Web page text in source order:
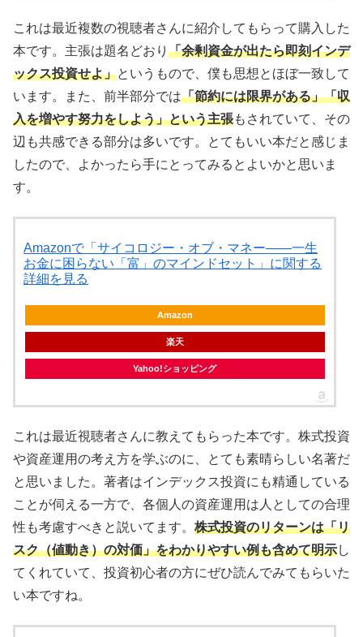
これは最近複数の視聴者さんに紹介してもらって購入した
本です。主張は題名どおり 「余剰資金が出たら即刻インデ
ックス投資せよ」というもので、僕も思想とほぼ一致して
います。また、前半部分では「節約には限界がある」「収
入を増やす努力をしよう」という主張もされていて、その
辺も共感できる部分は多いです。とてもいい本だと感じま
したので、よかったら手にとってみるとよいかと思いま
す。
Amazonで「サイコロジー・オブ・マネー――一生
お金に困らない「富」のマインドセット」に関する
詳細を見る
Amazon
楽天
Yahoo!ショッピング
これは最近視聴者さんに教えてもらった本です。株式投資
や資産運用の考え方を学ぶのに、とても素晴らしい名著だ
と思いました。著者はインデックス投資にも精通している
ことが伺える一方で、各個人の資産運用は人としての合理
性も考慮すべきと説いてます。 株式投資のリターンは「リ
スク（値動き）の対価」をわかりやすい例も含めて明示し
てくれていて、投資初心者の方にぜひ読んでみてもらいた
い本ですね。